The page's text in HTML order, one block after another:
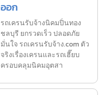
ออก
รถเครนรับจ้างนิคมปิ่นทอง
ชลบุรี ยกรวดเร็ว ปลอดภัย
มั่นใจ รถเครนรับจ้าง.com ตัว
จริงเรื่องเครนและรถเฮี๊ยบ
ครอบคลุมนิคมอุตสา